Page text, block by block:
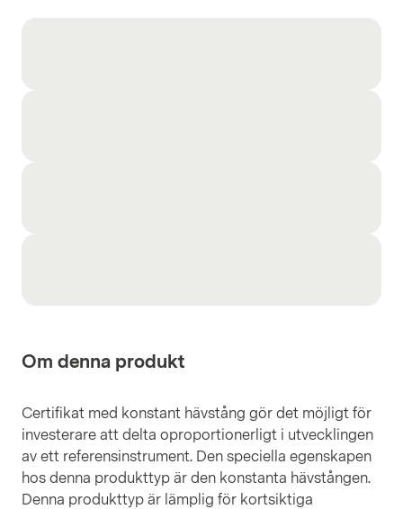
Om denna produkt
Certifikat med konstant hävstång gör det möjligt för
investerare att delta oproportionerligt i utvecklingen
av ett referensinstrument. Den speciella egenskapen
hos denna produkttyp är den konstanta hävstången.
Denna produkttyp är lämplig för kortsiktiga